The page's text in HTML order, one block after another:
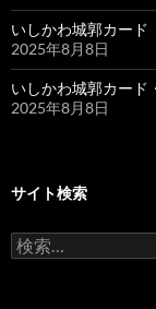
いしかわ城郭カー
2025年8月8日
いしかわ城郭カード
2025年8月8日
サイト検索
検
索: